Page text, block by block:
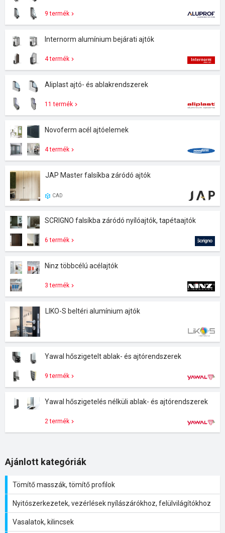
9 termék
Internorm alumínium bejárati ajtók
4 termék
Aliplast ajtó- és ablakrendszerek
11 termék
Novoferm acél ajtóelemek
4 termék
JAP Master falsíkba záródó ajtók
CAD
SCRIGNO falsíkba záródó nyílóajtók, tapétaajtók
6 termék
Ninz többcélú acélajtók
3 termék
LIKO-S beltéri alumínium ajtók
Yawal hőszigetelt ablak- és ajtórendszerek
9 termék
Yawal hőszigetelés nélküli ablak- és ajtórendszerek
2 termék
Ajánlott kategóriák
Tömítő masszák, tömítő profilok
Nyitószerkezetek, vezérlések nyílászárókhoz, felülvilágítókhoz
Vasalatok, kilincsek